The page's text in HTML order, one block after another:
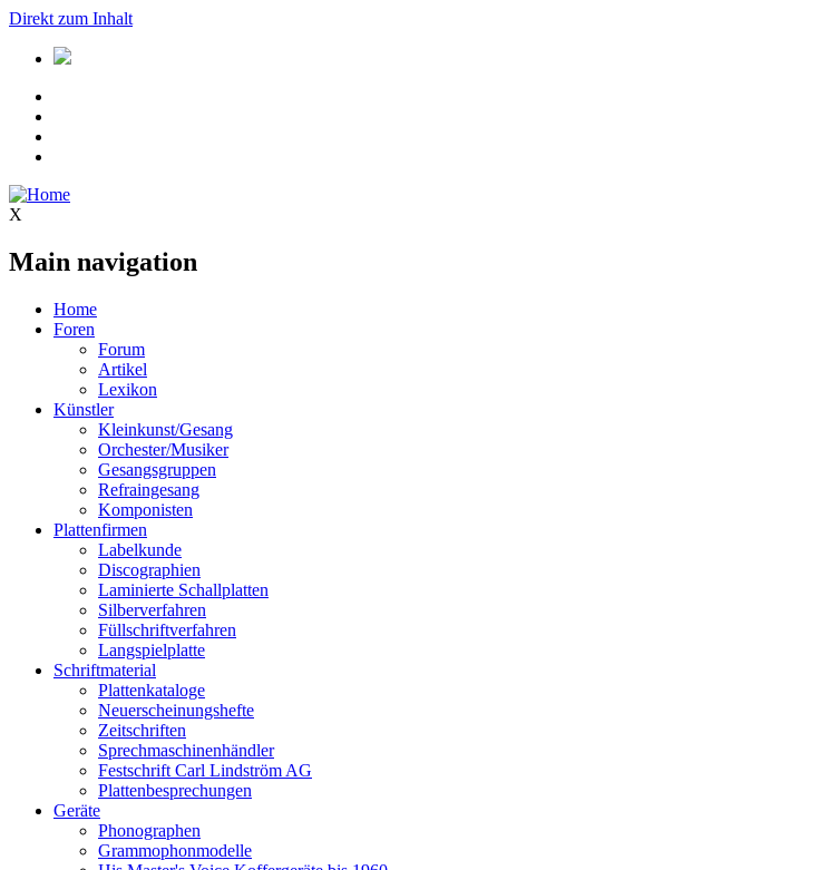
Direkt zum Inhalt
X
Main navigation
Home
Foren
Forum
Artikel
Lexikon
Künstler
Kleinkunst/Gesang
Orchester/Musiker
Gesangsgruppen
Refraingesang
Komponisten
Plattenfirmen
Labelkunde
Discographien
Laminierte Schallplatten
Silberverfahren
Füllschriftverfahren
Langspielplatte
Schriftmaterial
Plattenkataloge
Neuerscheinungshefte
Zeitschriften
Sprechmaschinenhändler
Festschrift Carl Lindström AG
Plattenbesprechungen
Geräte
Phonographen
Grammophonmodelle